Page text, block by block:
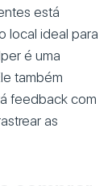
está
local ideal para
é uma
também
feedback com
as